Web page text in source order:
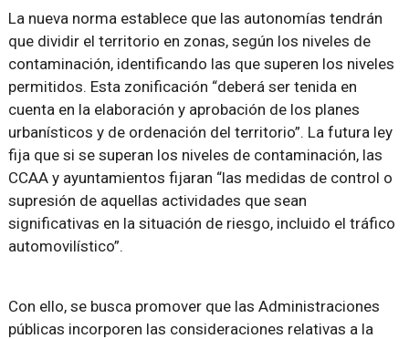
La nueva norma establece que las autonomías tendrán
que dividir el territorio en zonas, según los niveles de
contaminación, identificando las que superen los niveles
permitidos. Esta zonificación “deberá ser tenida en
cuenta en la elaboración y aprobación de los planes
urbanísticos y de ordenación del territorio”. La futura ley
fija que si se superan los niveles de contaminación, las
CCAA y ayuntamientos fijaran “las medidas de control o
supresión de aquellas actividades que sean
significativas en la situación de riesgo, incluido el tráfico
automovilístico”.
Con ello, se busca promover que las Administraciones
públicas incorporen las consideraciones relativas a la